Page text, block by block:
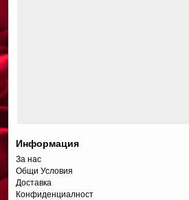
Информация
За нас
Общи Условия
Доставка
Конфиденциалност